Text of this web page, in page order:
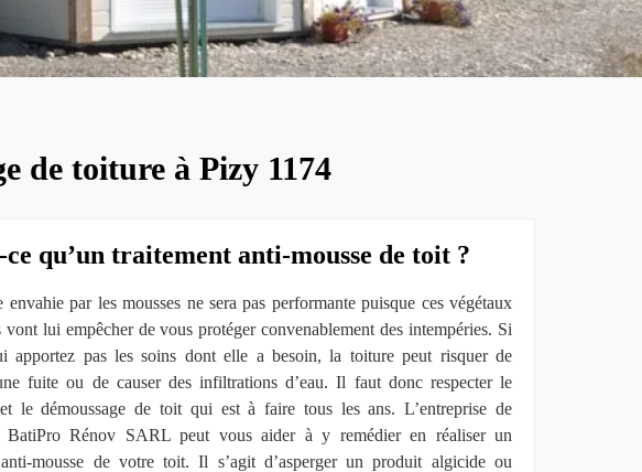
de toiture à Pizy 1174
ce qu’un traitement anti-mousse de toit ?
envahie par les mousses ne sera pas performante puisque ces végétaux
vont lui empêcher de vous protéger convenablement des intempéries. Si
apportez pas les soins dont elle a besoin, la toiture peut risquer de
fuite ou de causer des infiltrations d’eau. Il faut donc respecter le
le démoussage de toit qui est à faire tous les ans. L’entreprise de
BatiPro Rénov SARL peut vous aider à y remédier en réaliser un
mousse de votre toit. Il s’agit d’asperger un produit algicide ou